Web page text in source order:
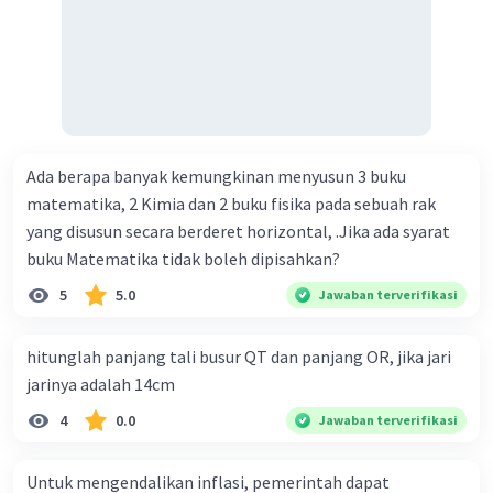
yang dilakukan dengan operasi simpan pinjam 23.
Lembaga keuangan non bank yang memiliki fungsi
sebagai penggerak investasi dengan memperhatikan dan
memasukan surat berharga 24. Nama lembaga keuangan
non bank yang bertugas mengatasi para rensumen 25.
Ciri" dari masyarakat ekonomi abad ke 21
Ada berapa banyak kemungkinan menyusun 3 buku
matematika, 2 Kimia dan 2 buku fisika pada sebuah rak
yang disusun secara berderet horizontal, .Jika ada syarat
buku Matematika tidak boleh dipisahkan?
5 5.0 Jawaban terverifikasi
hitunglah panjang tali busur QT dan panjang OR, jika jari
jarinya adalah 14cm
4 0.0 Jawaban terverifikasi
Untuk mengendalikan inflasi, pemerintah dapat